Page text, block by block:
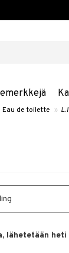
Eau de toilette »
lähetetään heti